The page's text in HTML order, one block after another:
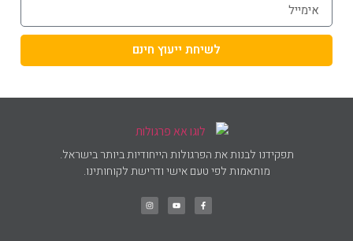
לשיחת ייעוץ חינם
תפקידנו לבנות את הפרגולות הייחודיות ביותר בישראל.
מותאמות לפי טעם אישי ודרישת לקוחותינו.